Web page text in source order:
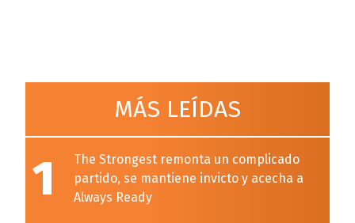
MÁS LEÍDAS
1
The Strongest remonta un complicado
partido, se mantiene invicto y acecha a
Always Ready